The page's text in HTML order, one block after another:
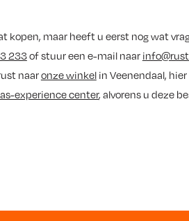
kopen, maar heeft u eerst nog wat
233of stuur een e-mail naar
naaronze winkelin Veenendaal,
experience center, alvorens u deze